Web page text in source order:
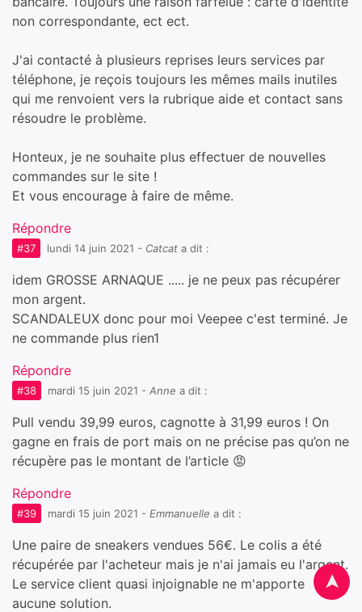
non correspondante, ect ect.
J'ai contacté à plusieurs reprises leurs services par
téléphone, je reçois toujours les mêmes mails inutiles
qui me renvoient vers la rubrique aide et contact sans
résoudre le problème.
Honteux, je ne souhaite plus effectuer de nouvelles
commandes sur le site !
Et vous encourage à faire de même.
Répondre
#37 lundi 14 juin 2021 - Catcat a dit :
idem GROSSE ARNAQUE ..... je ne peux pas récupérer
mon argent.
SCANDALEUX donc pour moi Veepee c'est terminé. Je
ne commande plus rien1
Répondre
#38 mardi 15 juin 2021 - Anne a dit :
Pull vendu 39,99 euros, cagnotte à 31,99 euros ! On
gagne en frais de port mais on ne précise pas qu’on ne
récupère pas le montant de l’article 😡
Répondre
#39 mardi 15 juin 2021 - Emmanuelle a dit :
Une paire de sneakers vendues 56€. Le colis a été
récupérée par l'acheteur mais je n'ai jamais eu l'argent.
Le service client quasi injoignable ne m'apporte
aucune solution.
➤